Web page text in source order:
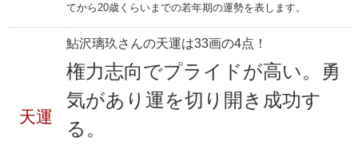
てから20歳くらいまでの若年期の運勢を表します。
天運
鮎沢璃玖さんの天運は33画の4点！
権力志向でプライドが高い。勇
気があり運を切り開き成功す
る。